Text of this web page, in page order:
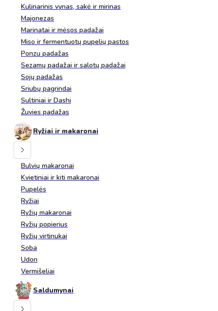
Kulinarinis vynas, sakė ir mirinas
Majonezas
Marinatai ir mėsos padažai
Miso ir fermentuotų pupelių pastos
Ponzu padažas
Sezamų padažai ir salotų padažai
Sojų padažas
Sriubų pagrindai
Sultiniai ir Dashi
Žuvies padažas
Ryžiai ir makaronai
Bulvių makaronai
Kvietiniai ir kiti makaronai
Pupelės
Ryžiai
Ryžių makaronai
Ryžių popierius
Ryžių virtinukai
Soba
Udon
Vermišeliai
Saldumynai